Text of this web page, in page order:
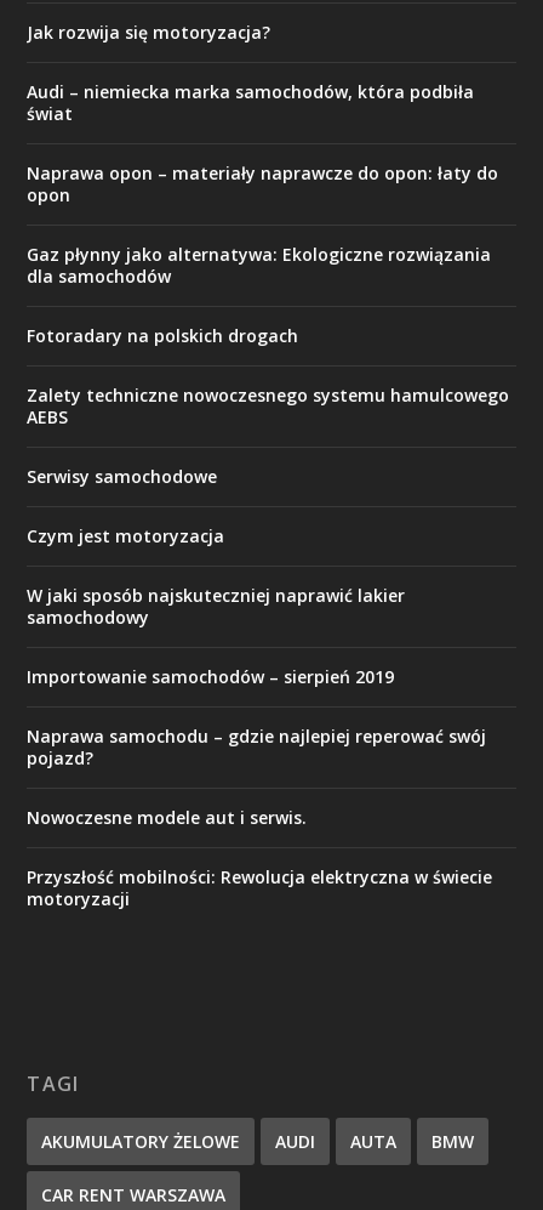
Jak rozwija się motoryzacja?
Audi – niemiecka marka samochodów, która podbiła
świat
Naprawa opon – materiały naprawcze do opon: łaty do
opon
Gaz płynny jako alternatywa: Ekologiczne rozwiązania
dla samochodów
Fotoradary na polskich drogach
Zalety techniczne nowoczesnego systemu hamulcowego
AEBS
Serwisy samochodowe
Czym jest motoryzacja
W jaki sposób najskuteczniej naprawić lakier
samochodowy
Importowanie samochodów – sierpień 2019
Naprawa samochodu – gdzie najlepiej reperować swój
pojazd?
Nowoczesne modele aut i serwis.
Przyszłość mobilności: Rewolucja elektryczna w świecie
motoryzacji
TAGI
AKUMULATORY ŻELOWE AUDI AUTA BMW
CAR RENT WARSZAWA